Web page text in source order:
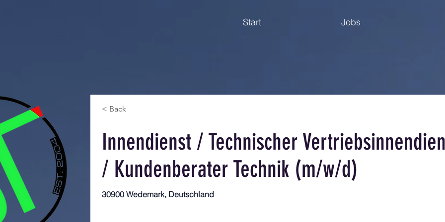
Start Jobs
< Back
Innendienst / Technischer
/ Kundenberater Technik (m/w/d)
30900 Wedemark, Deutschland